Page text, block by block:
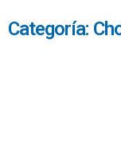
Categoría: